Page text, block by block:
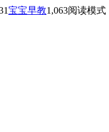
宝宝早教1,063阅读模式